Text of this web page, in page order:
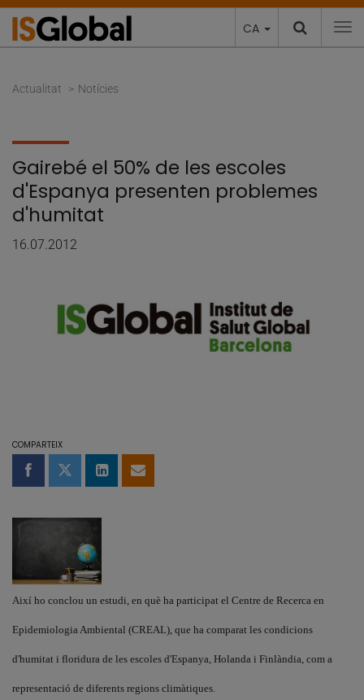
CA
Actualitat Notícies
Gairebé el 50% de les escoles
d'Espanya presenten problemes
d'humitat
16.07.2012
COMPARTEIX
Compartir a Facebook
Compartir a Twitter
Comparteix a LinkedIn
Comparteix per email
Així ho conclou un estudi, en què ha participat el Centre de Recerca en
Epidemiologia Ambiental (CREAL), que ha comparat les condicions
d'humitat i floridura de les escoles d'Espanya, Holanda i Finlàndia, com a
representació de diferents regions climàtiques.